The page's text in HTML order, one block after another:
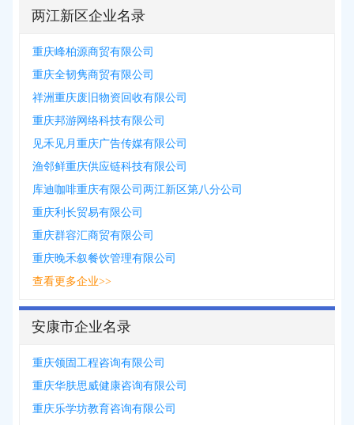
两江新区企业名录
重庆峰柏源商贸有限公司
重庆全韧隽商贸有限公司
祥洲重庆废旧物资回收有限公司
重庆邦游网络科技有限公司
见禾见月重庆广告传媒有限公司
渔邻鲜重庆供应链科技有限公司
库迪咖啡重庆有限公司两江新区第八分公司
重庆利长贸易有限公司
重庆群容汇商贸有限公司
重庆晚禾叙餐饮管理有限公司
查看更多企业>>
安康市企业名录
重庆领固工程咨询有限公司
重庆华肤思威健康咨询有限公司
重庆乐学坊教育咨询有限公司